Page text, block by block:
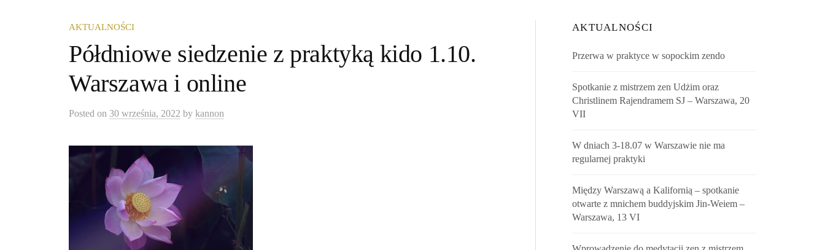
AKTUALNOŚCI
Półdniowe siedzenie z praktyką kido 1.10.
Warszawa i online
Posted on 30 września, 2022 by kannon
AKTUALNOŚCI
Przerwa w praktyce w sopockim zendo
Spotkanie z mistrzem zen Udżim oraz
Christlinem Rajendramem SJ – Warszawa, 20
VII
W dniach 3-18.07 w Warszawie nie ma
regularnej praktyki
Między Warszawą a Kalifornią – spotkanie
otwarte z mnichem buddyjskim Jin-Weiem –
Warszawa, 13 VI